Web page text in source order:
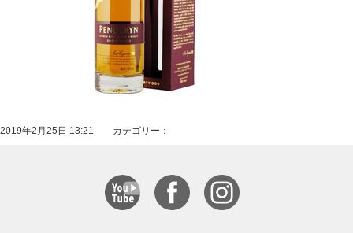
2019年2月25日 13:21 カテゴリー：